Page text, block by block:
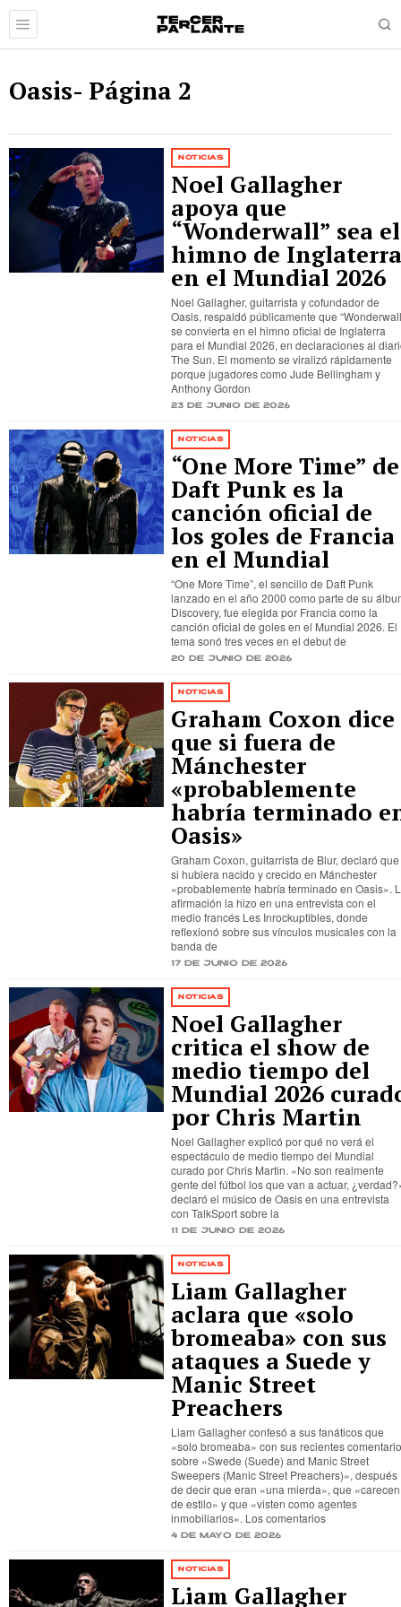
Oasis- Página 2
NOTICIAS
Noel Gallagher
apoya que
“Wonderwall” sea el
himno de
en el Mundial 2026
Noel Gallagher, guitarrista y cofundador de
Oasis, respaldó públicamente que
se convierta en el himno oficial de Inglaterra
para el Mundial 2026, en declaraciones al
The Sun. El momento se viralizó rápidamente
porque jugadores como Jude Bellingham y
Anthony Gordon
23 de junio de 2026
NOTICIAS
“One More Time” de
Daft Punk es la
canción oficial de
los goles de Francia
en el Mundial
“One More Time”, el sencillo de Daft Punk
lanzado en el año 2000 como parte de su
Discovery, fue elegida por Francia como la
canción oficial de goles en el Mundial 2026. El
tema sonó tres veces en el debut de
20 de junio de 2026
NOTICIAS
Graham Coxon dice
que si fuera de
Mánchester
«probablemente
habría terminado
Oasis»
Graham Coxon, guitarrista de Blur, declaró que
si hubiera nacido y crecido en Mánchester
«probablemente habría terminado en Oasis».
afirmación la hizo en una entrevista con el
medio francés Les Inrockuptibles, donde
reflexionó sobre sus vínculos musicales con la
banda de
17 de junio de 2026
NOTICIAS
Noel Gallagher
critica el show de
medio tiempo del
Mundial 2026
por Chris Martin
Noel Gallagher explicó por qué no verá el
espectáculo de medio tiempo del Mundial
curado por Chris Martin. «No son realmente
gente del fútbol los que van a actuar,
declaró el músico de Oasis en una entrevista
con TalkSport sobre la
11 de junio de 2026
NOTICIAS
Liam Gallagher
aclara que «solo
bromeaba» con sus
ataques a Suede y
Manic Street
Preachers
Liam Gallagher confesó a sus fanáticos que
«solo bromeaba» con sus recientes
sobre «Swede (Suede) and Manic Street
Sweepers (Manic Street Preachers)», después
de decir que eran «una mierda», que «carecen
de estilo» y que «visten como agentes
inmobiliarios». Los comentarios
4 de mayo de 2026
NOTICIAS
Liam Gallagher